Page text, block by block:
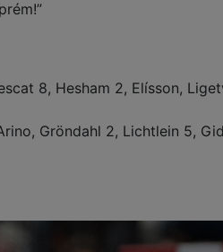
8, Hesham 2, Elísson,
Gröndahl 2, Lichtlein 5,